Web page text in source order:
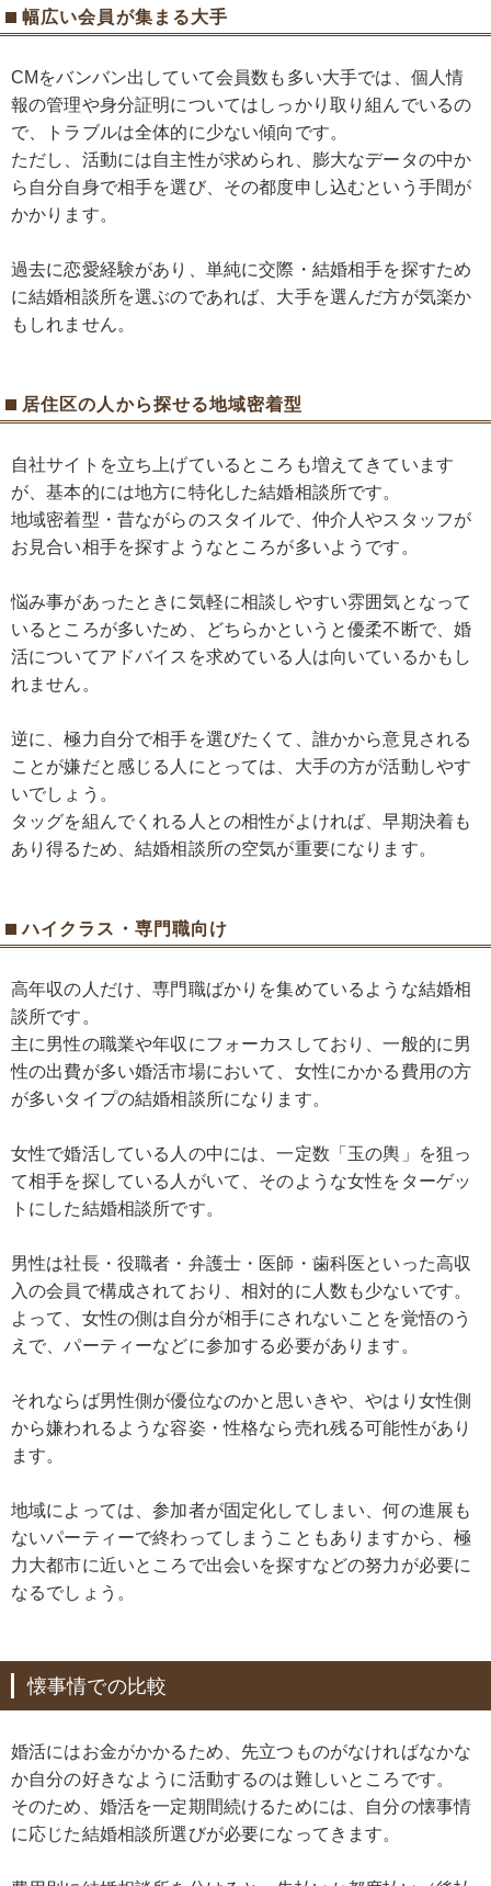
幅広い会員が集まる大手
CMをバンバン出していて会員数も多い大手では、個人情
報の管理や身分証明についてはしっかり取り組んでいるの
で、トラブルは全体的に少ない傾向です。
ただし、活動には自主性が求められ、膨大なデータの中か
ら自分自身で相手を選び、その都度申し込むという手間が
かかります。
過去に恋愛経験があり、単純に交際・結婚相手を探すため
に結婚相談所を選ぶのであれば、大手を選んだ方が気楽か
もしれません。
居住区の人から探せる地域密着型
自社サイトを立ち上げているところも増えてきています
が、基本的には地方に特化した結婚相談所です。
地域密着型・昔ながらのスタイルで、仲介人やスタッフが
お見合い相手を探すようなところが多いようです。
悩み事があったときに気軽に相談しやすい雰囲気となって
いるところが多いため、どちらかというと優柔不断で、婚
活についてアドバイスを求めている人は向いているかもし
れません。
逆に、極力自分で相手を選びたくて、誰かから意見される
ことが嫌だと感じる人にとっては、大手の方が活動しやす
いでしょう。
タッグを組んでくれる人との相性がよければ、早期決着も
あり得るため、結婚相談所の空気が重要になります。
ハイクラス・専門職向け
高年収の人だけ、専門職ばかりを集めているような結婚相
談所です。
主に男性の職業や年収にフォーカスしており、一般的に男
性の出費が多い婚活市場において、女性にかかる費用の方
が多いタイプの結婚相談所になります。
女性で婚活している人の中には、一定数「玉の輿」を狙っ
て相手を探している人がいて、そのような女性をターゲッ
トにした結婚相談所です。
男性は社長・役職者・弁護士・医師・歯科医といった高収
入の会員で構成されており、相対的に人数も少ないです。
よって、女性の側は自分が相手にされないことを覚悟のう
えで、パーティーなどに参加する必要があります。
それならば男性側が優位なのかと思いきや、やはり女性側
から嫌われるような容姿・性格なら売れ残る可能性があり
ます。
地域によっては、参加者が固定化してしまい、何の進展も
ないパーティーで終わってしまうこともありますから、極
力大都市に近いところで出会いを探すなどの努力が必要に
なるでしょう。
懐事情での比較
婚活にはお金がかかるため、先立つものがなければなかな
か自分の好きなように活動するのは難しいところです。
そのため、婚活を一定期間続けるためには、自分の懐事情
に応じた結婚相談所選びが必要になってきます。